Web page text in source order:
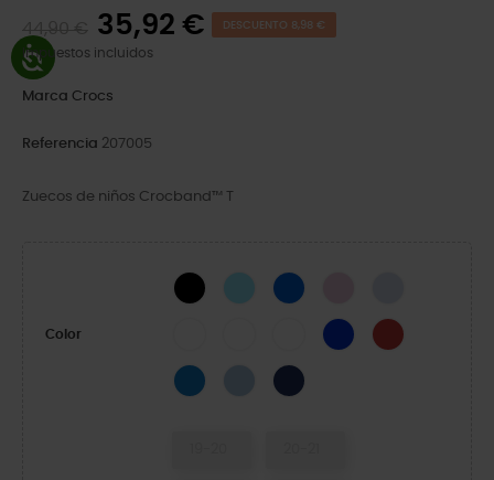
35,92 € DESCUENTO 8,98 €
Impuestos incluidos
Marca Crocs
Referencia 207005
Zuecos de niños Crocband™ T
Color
Black Ice Blue/White
Blue Bolt
White/Green IvyWhite/Pink Crush
Cerulean BluePepper/Graphite
Blue Bolt/Turbo Teal
Blue Frost/Guava
Navy/Red